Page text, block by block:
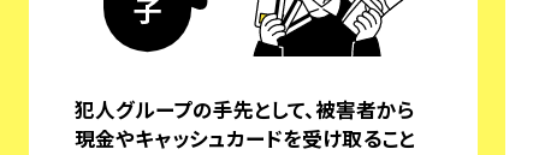
犯人グループの手先として、被害者から
現金やキャッシュカードを受け取ること